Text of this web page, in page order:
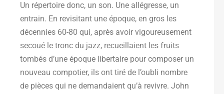
Un répertoire donc, un son. Une allégresse, un
entrain. En revisitant une époque, en gros les
décennies 60-80 qui, après avoir vigoureusement
secoué le tronc du jazz, recueillaient les fruits
tombés d’une époque libertaire pour composer un
nouveau compotier, ils ont tiré de l’oubli nombre
de pièces qui ne demandaient qu’à revivre. John